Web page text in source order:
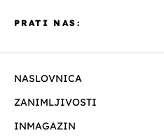
NASLOVNICA
ZANIMLJIVOSTI
INMAGAZIN
PRATI NAS: